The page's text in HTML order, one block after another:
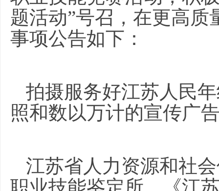
题活动”号召，在更高
事项公告如下：
拍摄服务好江苏人民
照和数以万计的宣传广
江苏省人力资源和社